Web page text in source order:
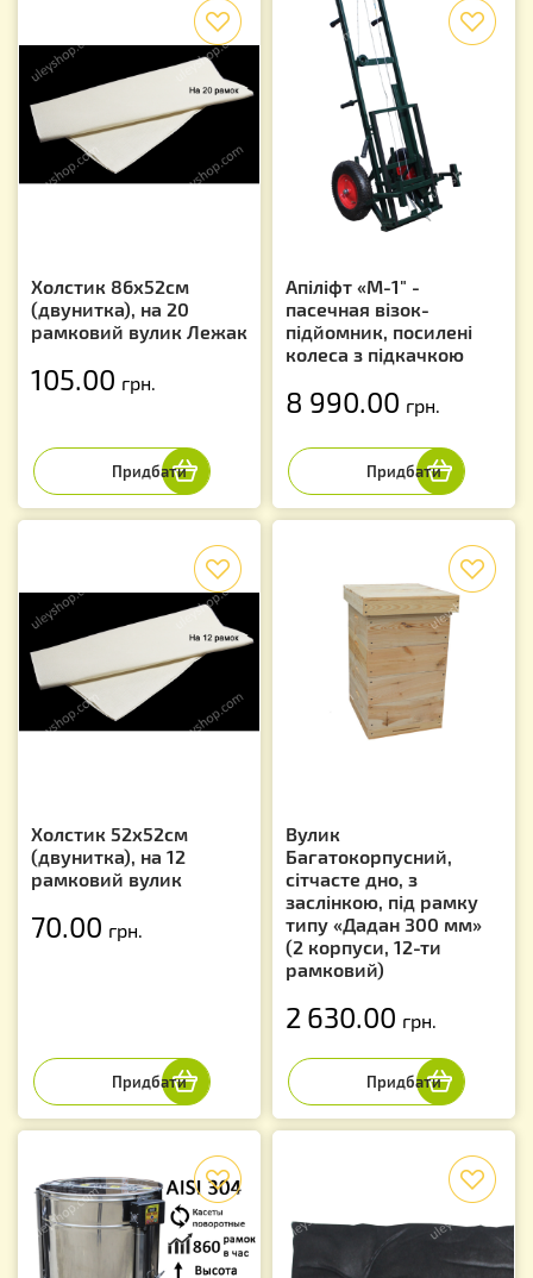
Холстик 86х52см
(двунитка), на 20
рамковий вулик Лежак
105.00 грн.
Апіліфт «М-1" -
пасечная візок-
підйомник, посилені
колеса з підкачкою
8 990.00 грн.
Холстик 52х52см
(двунитка), на 12
рамковий вулик
70.00 грн.
Вулик
Багатокорпусний,
сітчасте дно, з
заслінкою, під рамку
типу «Дадан 300 мм»
(2 корпуси, 12-ти
рамковий)
2 630.00 грн.